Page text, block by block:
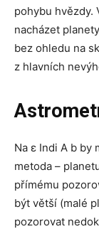
pohybu hvězdy.
nacházet
bez ohledu na
z hlavních
Na ε Indi A b by
metoda –
přímému
být větší (malé
pozorovat